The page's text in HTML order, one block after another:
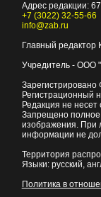
Адрес редакции:
+7 (3022) 32-55-66
info@zab.ru
Главный редактор
Учредитель - ООО
Регистрационный
Редакция не
Запрещено полное
изображения. При
информации не
Территория
Языки: русский,
Политика в